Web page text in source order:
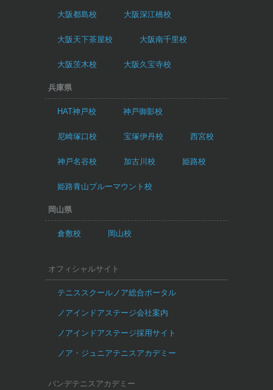
大阪都島校 大阪深江橋校
大阪天下茶屋校 大阪南千里校
大阪茨木校 大阪久宝寺校
兵庫県
HAT神戸校 神戸御影校
尼崎塚口校 宝塚伊丹校 西宮校
神戸名谷校 加古川校 姫路校
姫路青山ブルーマウント校
岡山県
倉敷校 岡山校
オフィシャルサイト
テニススクールノア総合ポータル
ノアインドアステージ会社案内
ノアインドアステージ採用サイト
ノア・ジュニアテニスアカデミー
バンデテニスアカデミー